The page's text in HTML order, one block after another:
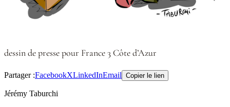
dessin de presse pour France 3 Côte d’Azur
Partager :FacebookXLinkedInEmail Copier le lien
Jérémy Taburchi